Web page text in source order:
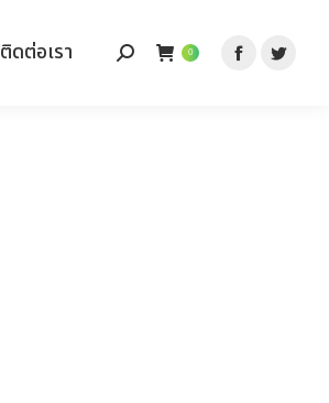
ติดต่อเรา Search: 0
Facebook
ติดต่อเรา Search: 0
Facebook